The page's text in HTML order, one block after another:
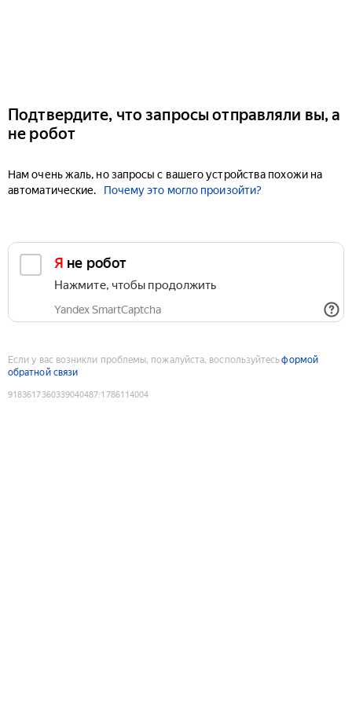
Подтвердите, что запросы отправляли вы, а
не робот
Нам очень жаль, но запросы с вашего устройства похожи на
автоматические.
Почему это могло произойти?
Я не робот
Нажмите, чтобы продолжить
Yandex SmartCaptcha
Если у вас возникли проблемы, пожалуйста, воспользуйтесьформой
обратной связи
9183617360339040487:1786114004